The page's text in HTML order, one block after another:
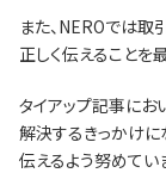
また、NEROでは取
正しく伝えることを
タイアップ記事にお
解決するきっかけに
伝えるよう努めてい